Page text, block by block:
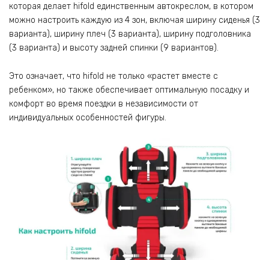
которая делает hifold единственным автокреслом, в котором
можно настроить каждую из 4 зон, включая ширину сиденья (3
варианта), ширину плеч (3 варианта), ширину подголовника
(3 варианта) и высоту задней спинки (9 вариантов).
Это означает, что hifold не только «растет вместе с
ребенком», но также обеспечивает оптимальную посадку и
комфорт во время поездки в независимости от
индивидуальных особенностей фигуры.